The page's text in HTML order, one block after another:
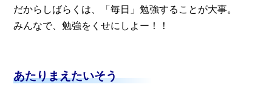
だからしばらくは、「毎日」勉強することが大事。
みんなで、勉強をくせにしよー！！
あたりまえたいそう